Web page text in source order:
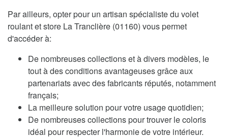
Par ailleurs, opter pour un artisan spécialiste du volet
roulant et store La Tranclière (01160) vous permet
d'accéder à:
De nombreuses collections et à divers modèles, le
tout à des conditions avantageuses grâce aux
partenariats avec des fabricants réputés, notamment
français;
La meilleure solution pour votre usage quotidien;
De nombreuses collections pour trouver le coloris
idéal pour respecter l'harmonie de votre intérieur.